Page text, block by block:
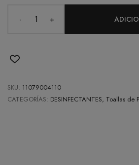
- +
SKU: 11079004110
CATEGORÍAS: DESINFECTANTES, Toallas de